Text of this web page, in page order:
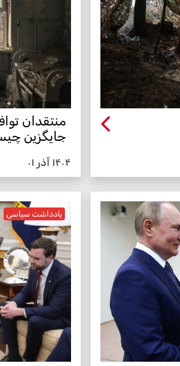
منتقدان
جایگزین
۱۴۰۴ آذر ۰۱
یادداشت سیاسی